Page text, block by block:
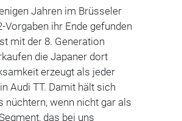
Jahren im Brüsseler
Vorgaben ihr Ende gefunden
mit der 8. Generation
die Japaner dort
erzeugt als jeder
Audi TT. Damit hält sich
nüchtern, wenn nicht gar als
das bei uns